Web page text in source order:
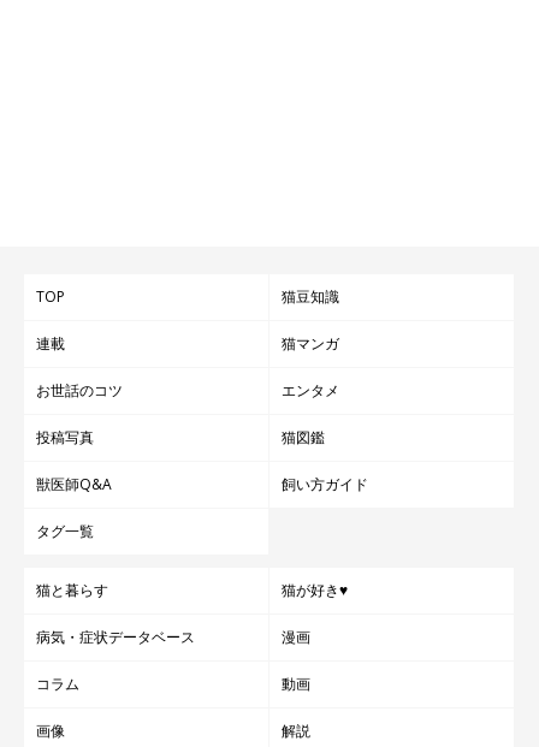
TOP 猫豆知識
連載 猫マンガ
お世話のコツ エンタメ
投稿写真 猫図鑑
獣医師Q&A 飼い方ガイド
タグ一覧
猫と暮らす 猫が好き♥
病気・症状データベース 漫画
コラム 動画
画像 解説